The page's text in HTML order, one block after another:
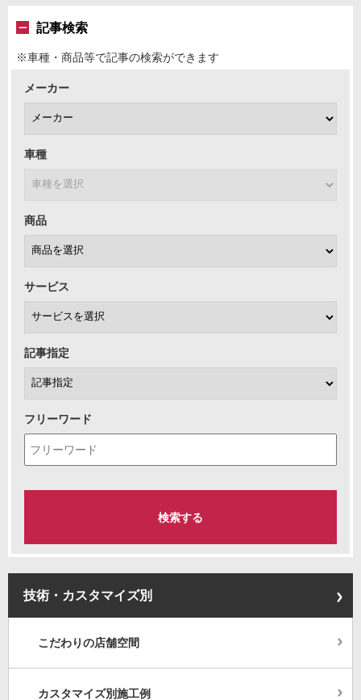
記事検索
※車種・商品等で記事の検索ができます
メーカー
車種
商品
サービス
記事指定
フリーワード
技術・カスタマイズ別
こだわりの店舗空間
カスタマイズ別施工例